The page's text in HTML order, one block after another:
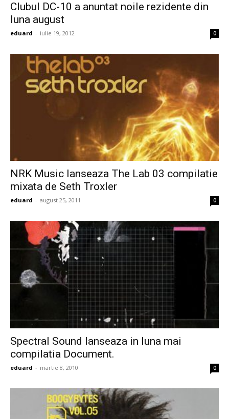
Clubul DC-10 a anuntat noile rezidente din
luna august
eduard - iulie 19, 2012 0
NRK Music lanseaza The Lab 03 compilatie
mixata de Seth Troxler
eduard - august 25, 2011 0
Spectral Sound lanseaza in luna mai
compilatia Document.
eduard - martie 8, 2010 0